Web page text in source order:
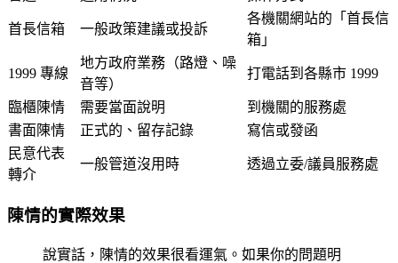
首長信箱 一般政策建議或投訴
各機關網站的「首長信
箱」
1999 專線
地方政府業務（路燈、噪
音等）
打電話到各縣市 1999
臨櫃陳情 需要當面說明
到機關的服務處
書面陳情
正式的、留存記錄
寫信或發函
民意代表
轉介
一般管道沒用時 透過立委/議員服務處
陳情的實際效果
說實話，陳情的效果很看運氣。如果你的問題明